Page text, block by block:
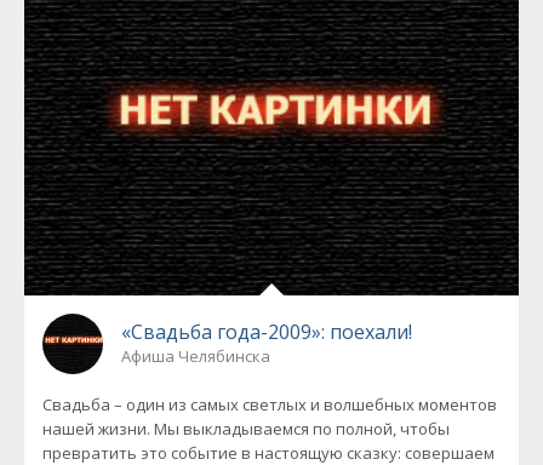
«Свадьба года-2009»: поехали!
Афиша Челябинска
Свадьба – один из самых светлых и волшебных моментов
нашей жизни. Мы выкладываемся по полной, чтобы
превратить это событие в настоящую сказку: совершаем